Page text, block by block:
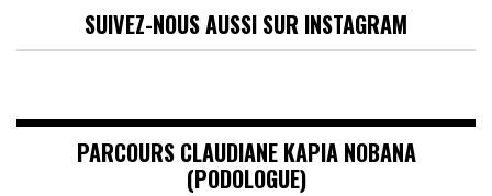
SUIVEZ-NOUS AUSSI SUR INSTAGRAM
PARCOURS CLAUDIANE KAPIA NOBANA
(PODOLOGUE)